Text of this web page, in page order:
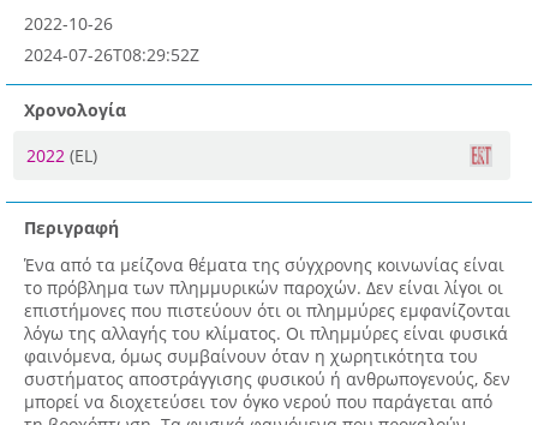
2022-10-26
2024-07-26T08:29:52Z
Χρονολογία
2022 (EL)
Περιγραφή
Ένα από τα μείζονα θέματα της σύγχρονης κοινωνίας είναι
το πρόβλημα των πλημμυρικών παροχών. Δεν είναι λίγοι οι
επιστήμονες που πιστεύουν ότι οι πλημμύρες εμφανίζονται
λόγω της αλλαγής του κλίματος. Οι πλημμύρες είναι φυσικά
φαινόμενα, όμως συμβαίνουν όταν η χωρητικότητα του
συστήματος αποστράγγισης φυσικού ή ανθρωπογενούς, δεν
μπορεί να διοχετεύσει τον όγκο νερού που παράγεται από